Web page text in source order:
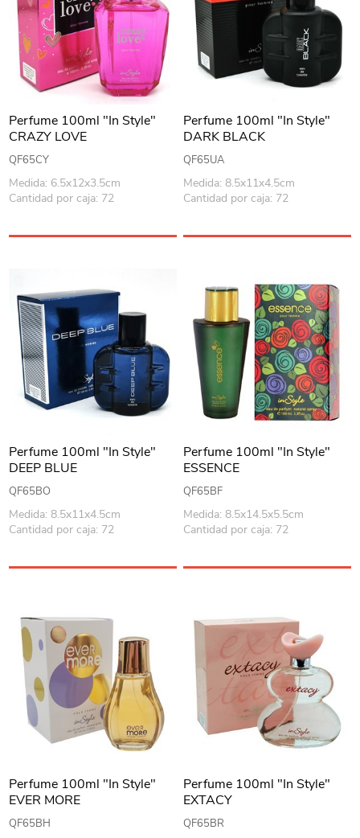
Perfume 100ml "In Style"
CRAZY LOVE
QF65CY
Medida: 6.5x12x3.5cm
Cantidad por caja: 72
Perfume 100ml "In Style"
DARK BLACK
QF65UA
Medida: 8.5x11x4.5cm
Cantidad por caja: 72
Perfume 100ml "In Style"
DEEP BLUE
QF65BO
Medida: 8.5x11x4.5cm
Cantidad por caja: 72
Perfume 100ml "In Style"
ESSENCE
QF65BF
Medida: 8.5x14.5x5.5cm
Cantidad por caja: 72
Perfume 100ml "In Style"
EVER MORE
QF65BH
Perfume 100ml "In Style"
EXTACY
QF65BR